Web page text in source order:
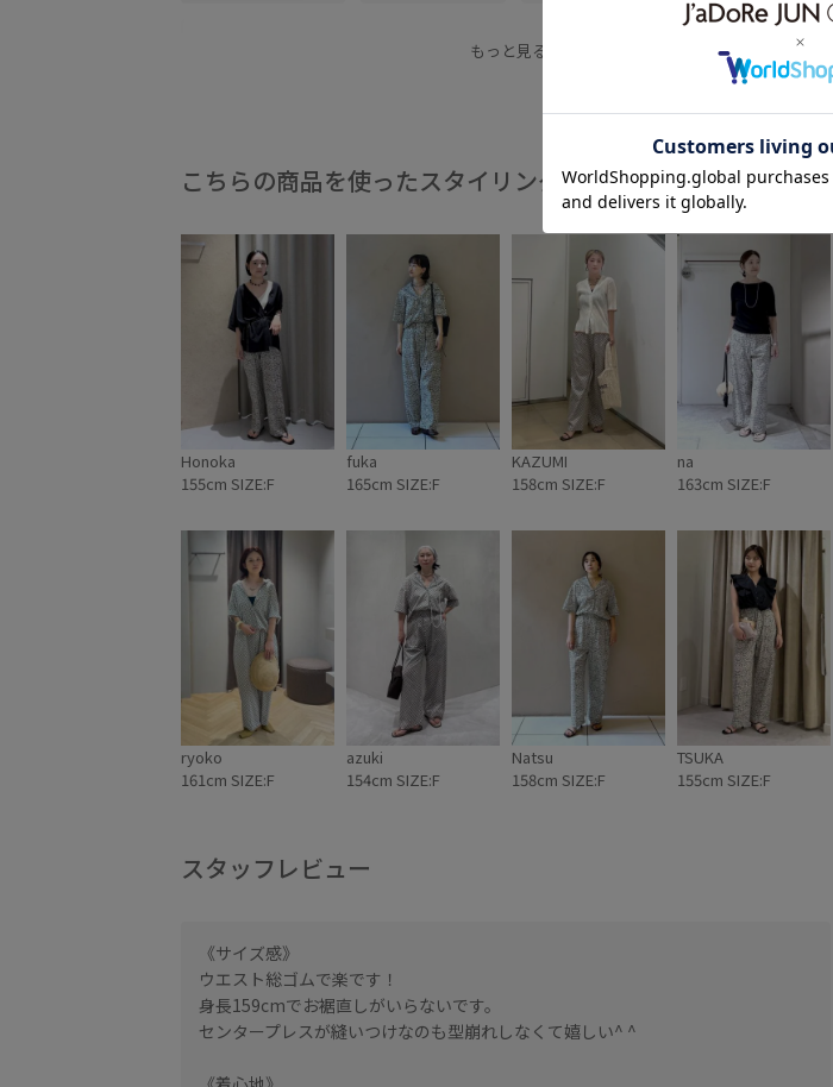
シャツ シュシュ
スッキリ
ピンタック フラットシューズ
肌触りが良い 肌離れが良い
薄手
もっと見る
こちらの商品を使ったスタイリング 全てみる
Honoka
155cm SIZE:F
fuka
165cm SIZE:F
KAZUMI
158cm SIZE:F
na
163cm SIZE:F
ryoko
161cm SIZE:F
azuki
154cm SIZE:F
Natsu
158cm SIZE:F
TSUKA
155cm SIZE:F
スタッフレビュー
《サイズ感》
ウエスト総ゴムで楽です！
身長159cmでお裾直しがいらないです。
センタープレスが縫いつけなのも型崩れしなくて嬉しい^ ^